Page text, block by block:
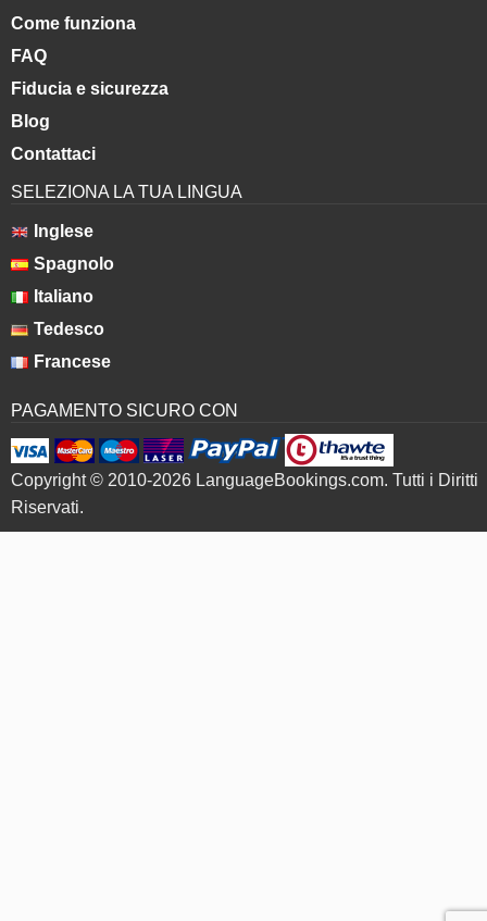
Come funziona
FAQ
Fiducia e sicurezza
Blog
Contattaci
SELEZIONA LA TUA LINGUA
Inglese
Spagnolo
Italiano
Tedesco
Francese
PAGAMENTO SICURO CON
Copyright © 2010-2026 LanguageBookings.com. Tutti i Diritti
Riservati.